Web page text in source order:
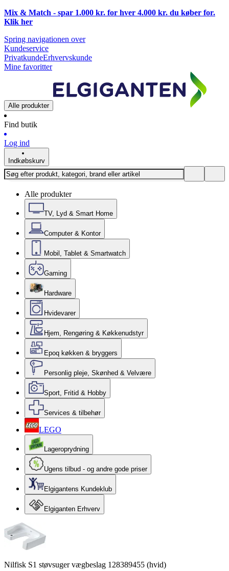
Mix & Match - spar 1.000 kr. for hver 4.000 kr. du køber for.
Klik her
Spring navigationen over
Kundeservice
PrivatkundeErhvervskunde
Mine favoritter
Alle produkter
Find butik
Log ind
Indkøbskurv
Alle produkter
TV, Lyd & Smart Home
Computer & Kontor
Mobil, Tablet & Smartwatch
Gaming
Hardware
Hvidevarer
Hjem, Rengøring & Køkkenudstyr
Epoq køkken & bryggers
Personlig pleje, Skønhed & Velvære
Sport, Fritid & Hobby
Services & tilbehør
LEGO
Lageroprydning
Ugens tilbud - og andre gode priser
Elgigantens Kundeklub
Elgiganten Erhverv
Nilfisk S1 støvsuger vægbeslag 128389455 (hvid)